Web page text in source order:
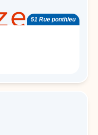
51 Rue ponthieu